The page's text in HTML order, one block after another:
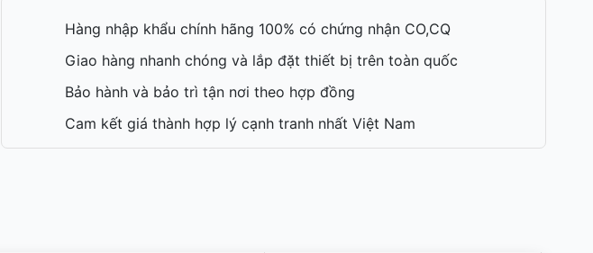
Hàng nhập khẩu chính hãng 100% có chứng nhận CO,CQ
Giao hàng nhanh chóng và lắp đặt thiết bị trên toàn quốc
Bảo hành và bảo trì tận nơi theo hợp đồng
Cam kết giá thành hợp lý cạnh tranh nhất Việt Nam